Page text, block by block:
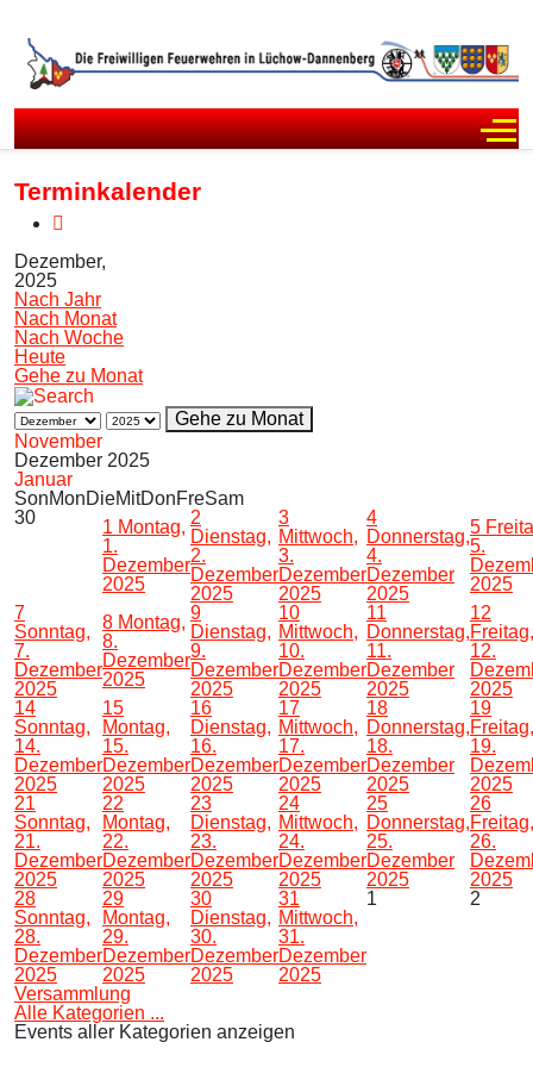
Terminkalender
Dezember,
2025
Nach Jahr
Nach Monat
Nach Woche
Heute
Gehe zu Monat
Gehe zu Monat
November
Dezember 2025
Januar
SonMonDieMitDonFreSam
30
1 Montag,
1.
Dezember
2025
2
Dienstag,
2.
Dezember
2025
3
Mittwoch,
3.
Dezember
2025
4
Donnerstag,
4.
Dezember
2025
5
5.
2025
7
Sonntag,
7.
Dezember
2025
8 Montag,
8.
Dezember
2025
9
Dienstag,
9.
Dezember
2025
10
Mittwoch,
10.
Dezember
2025
11
Donnerstag,
11.
Dezember
2025
12
Freitag,
12.
2025
14
Sonntag,
14.
Dezember
2025
15
Montag,
15.
Dezember
2025
16
Dienstag,
16.
Dezember
2025
17
Mittwoch,
17.
Dezember
2025
18
Donnerstag,
18.
Dezember
2025
19
Freitag,
19.
2025
21
Sonntag,
21.
Dezember
2025
22
Montag,
22.
Dezember
2025
23
Dienstag,
23.
Dezember
2025
24
Mittwoch,
24.
Dezember
2025
25
Donnerstag,
25.
Dezember
2025
26
Freitag,
26.
2025
28
Sonntag,
28.
Dezember
2025
29
Montag,
29.
Dezember
2025
30
Dienstag,
30.
Dezember
2025
31
Mittwoch,
31.
Dezember
2025
1 2
Versammlung
Alle Kategorien ...
Events aller Kategorien anzeigen